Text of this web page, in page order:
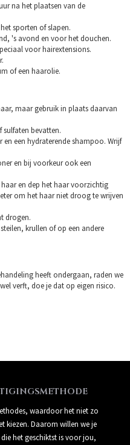
na het plaatsen van de
sporten of slapen.
's avond en voor het douchen.
voor hairextensions.
of een haarolie.
maar gebruik in plaats daarvan
bevatten.
een hydraterende shampoo. Wrijf
en bij voorkeur ook een
en dep het haar voorzichtig
om het haar niet droog te wrijven
drogen.
krullen of op een andere
heeft ondergaan, raden we
verft, doe je dat op eigen risico.
waardoor het niet zo
kiezen. Daarom willen we je
het geschiktst is voor jou,